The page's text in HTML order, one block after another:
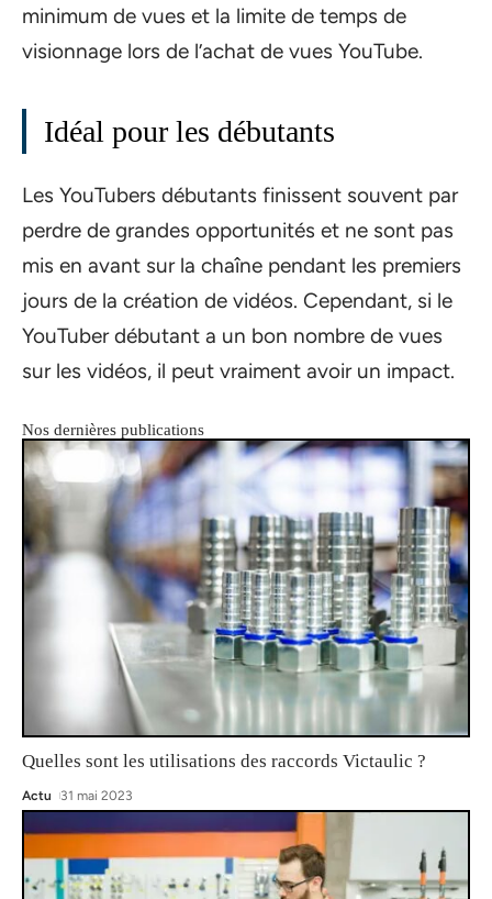
minimum de vues et la limite de temps de
visionnage lors de l’achat de vues YouTube.
Idéal pour les débutants
Les YouTubers débutants finissent souvent par
perdre de grandes opportunités et ne sont pas
mis en avant sur la chaîne pendant les premiers
jours de la création de vidéos. Cependant, si le
YouTuber débutant a un bon nombre de vues
sur les vidéos, il peut vraiment avoir un impact.
Nos dernières publications
Quelles sont les utilisations des raccords Victaulic ?
Actu 31 mai 2023